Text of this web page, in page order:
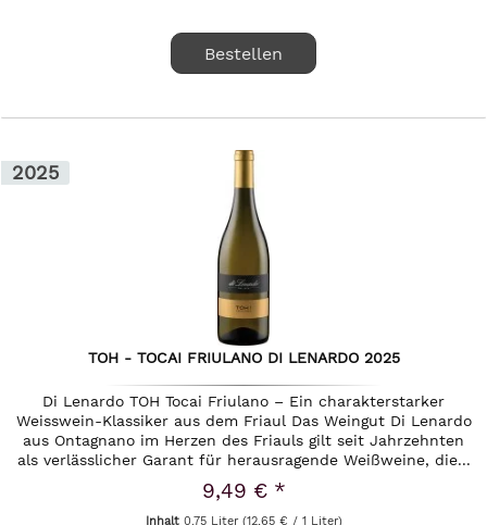
Bestellen
2025
TOH - TOCAI FRIULANO DI LENARDO 2025
Di Lenardo TOH Tocai Friulano – Ein charakterstarker
Weisswein-Klassiker aus dem Friaul Das Weingut Di Lenardo
aus Ontagnano im Herzen des Friauls gilt seit Jahrzehnten
als verlässlicher Garant für herausragende Weißweine, die...
9,49 € *
Inhalt 0.75 Liter (12,65 € / 1 Liter)